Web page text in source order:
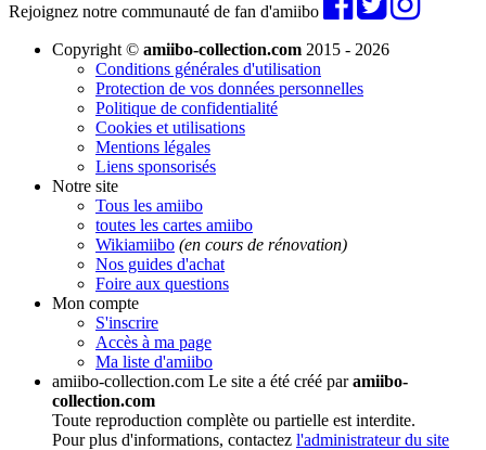
Rejoignez notre communauté de fan d'amiibo
Copyright © amiibo-collection.com 2015 - 2026
Conditions générales d'utilisation
Protection de vos données personnelles
Politique de confidentialité
Cookies et utilisations
Mentions légales
Liens sponsorisés
Notre site
Tous les amiibo
toutes les cartes amiibo
Wikiamiibo (en cours de rénovation)
Nos guides d'achat
Foire aux questions
Mon compte
S'inscrire
Accès à ma page
Ma liste d'amiibo
amiibo-collection.com Le site a été créé paramiibo-
collection.com
Toute reproduction complète ou partielle est interdite.
Pour plus d'informations, contactez l'administrateur du site